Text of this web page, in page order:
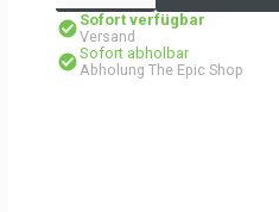
Sofort verfügbar
Versand
Sofort abholbar
Abholung The Epic Shop